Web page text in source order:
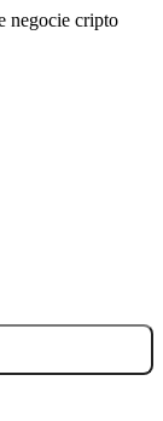
negocie cripto